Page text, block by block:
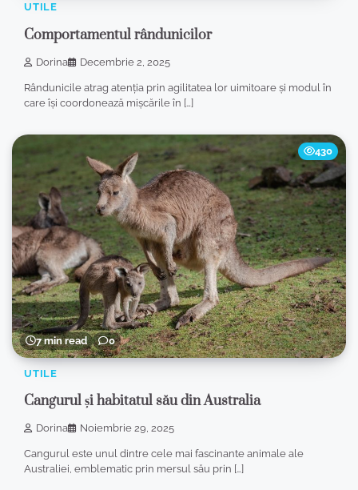
UTILE
Comportamentul rândunicilor
Dorina Decembrie 2, 2025
Rândunicile atrag atenția prin agilitatea lor uimitoare și modul în
care își coordonează mișcările în […]
7 min read 0
430
UTILE
Cangurul și habitatul său din Australia
Dorina Noiembrie 29, 2025
Cangurul este unul dintre cele mai fascinante animale ale
Australiei, emblematic prin mersul său prin […]